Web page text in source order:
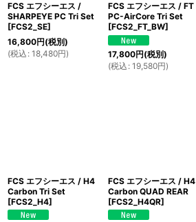
FCS エフシーエス /
SHARPEYE PC Tri Set
[FCS2_SE]
16,800円(税別)
(税込 : 18,480円)
FCS エフシーエス / FT
PC-AirCore Tri Set
[FCS2_FT_BW]
17,800円(税別)
(税込 : 19,580円)
FCS エフシーエス / H4
Carbon Tri Set
[FCS2_H4]
FCS エフシーエス / H4
Carbon QUAD REAR
[FCS2_H4QR]